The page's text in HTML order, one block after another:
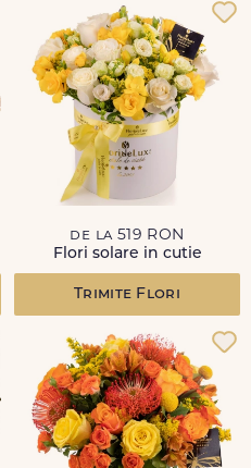
de la 519 RON
Flori solare in cutie
Trimite Flori